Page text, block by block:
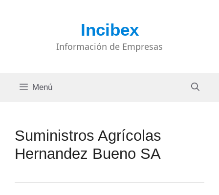
Incibex
Información de Empresas
Menú
Suministros Agrícolas
Hernandez Bueno SA